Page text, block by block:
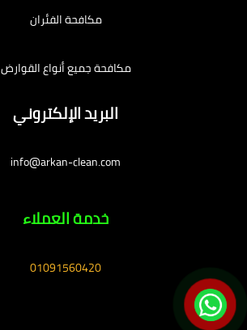
مكافحة الفئران
مكافحة جميع أنواع القوارض
البريد الإلكتروني
info@arkan-clean.com
خدمة العملاء
01091560420